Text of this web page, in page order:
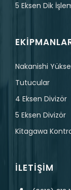
5 Eksen Dik
Nakanishi
Tutucular
4 Eksen Divizör
5 Eksen Divizör
Kitagawa
İLETIŞIM